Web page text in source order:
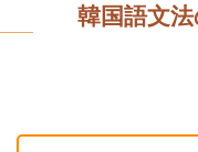
韓国語文法